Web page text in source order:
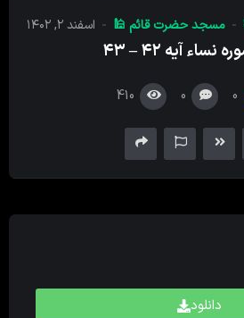
مسجد حضرت قائم 🕌 اسفند ۲, ۱۴۰۲
آیه ۴۲ – ۴۳
0
0
410
دانلود